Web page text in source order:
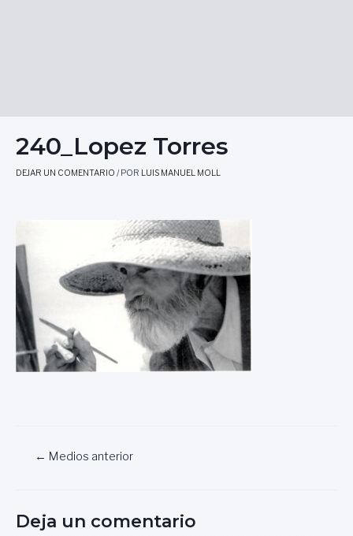
240_Lopez Torres
DEJAR UN COMENTARIO / POR LUIS MANUEL MOLL
Navegación
← Medios anterior
Deja un comentario